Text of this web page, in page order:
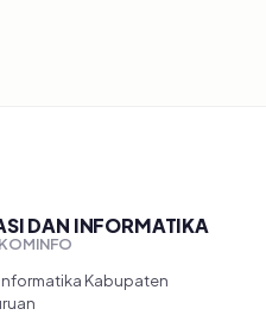
DAN INFORMATIKA
Kabupaten